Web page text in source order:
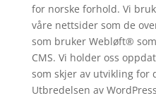
for norske forhold. Vi
våre nettsider som de
som bruker Webløft®
CMS. Vi holder oss
som skjer av utvikling for
Utbredelsen av